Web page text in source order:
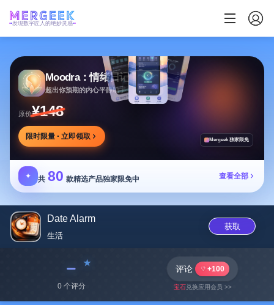
发现数字匠人的绝妙灵感
Moodra：情绪日记
超出你预期的内心平静助手
原价¥148
限时限量 · 立即领取 Mergeek 独家限免
✦ 共 80 款精选产品独家限免中 查看全部
Date Alarm
生活
获取
﹣
0 个评分
评论 +100
宝石兑换应用会员 >>